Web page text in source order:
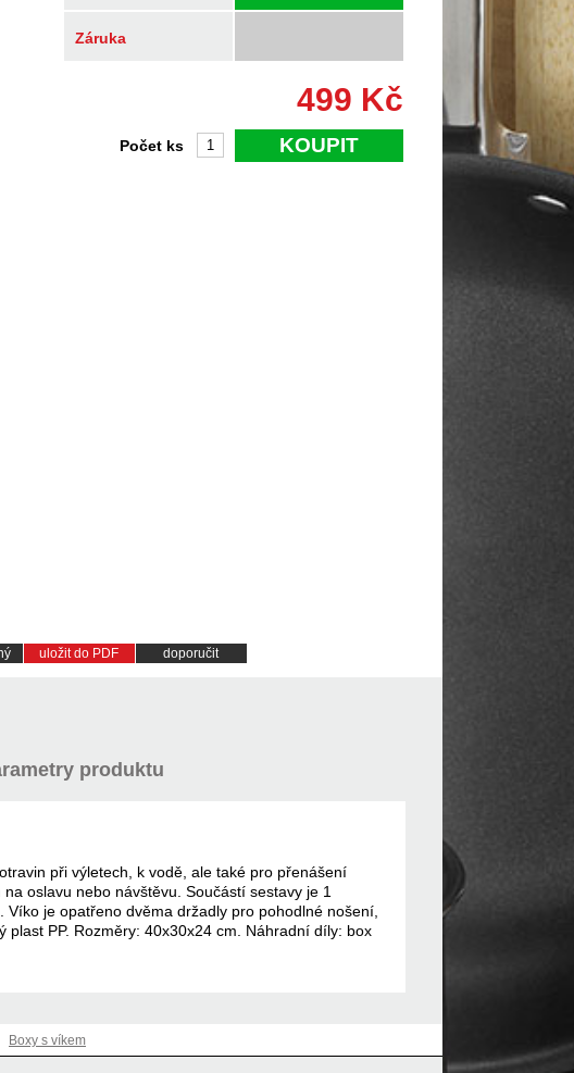
Záruka
499 Kč
KOUPIT
Počet ks
uložit do PDF doporučit
produktu
při výletech, k vodě, ale také pro přenášení
oslavu nebo návštěvu. Součástí sestavy je 1
je opatřeno dvěma držadly pro pohodlné nošení,
plast PP. Rozměry: 40x30x24 cm. Náhradní díly: box
Boxy s víkem